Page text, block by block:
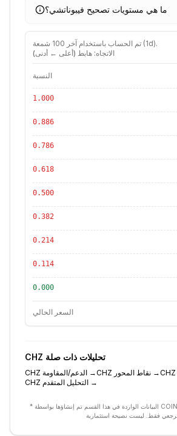
ما هي مستويات تصحيح فيبوناتشي؟
تم الحساب باستخدام آخر 100 شمعة ( 1d).
الاتجاه: هابط (أعلى ← أدنى)
النسبة
1.000
0.886
0.786
0.618
0.500
0.382
0.214
0.114
0.000
السعر الحالي
CHZ تحليلات ذات صلة
CHZ الدعم/المقاومة →CHZ نقاط المحور →CHZ
CHZ التحليل المتقدم →
* البيانات الواردة في هذا القسم تم إنشاؤها بواسطة COINOTAG AI وهي للاستخدام